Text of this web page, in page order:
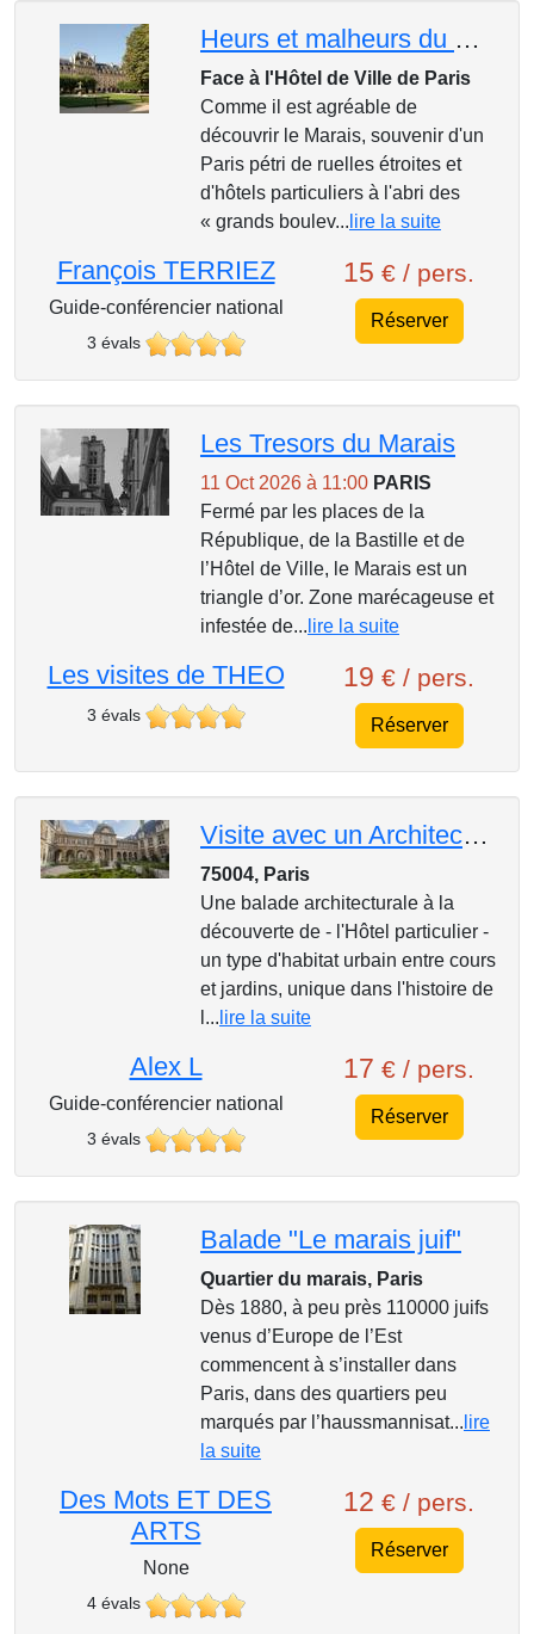
Heurs et malheurs du Marais ; des Templiers aux Musées
Face à l'Hôtel de Ville de Paris
Comme il est agréable de
découvrir le Marais, souvenir d'un
Paris pétri de ruelles étroites et
d'hôtels particuliers à l'abri des
« grands boulev... lire la suite
François TERRIEZ
Guide-conférencier national
3 évals
15 € / pers.
Réserver
Les Tresors du Marais
11 Oct 2026 à 11:00 PARIS
Fermé par les places de la
République, de la Bastille et de
l’Hôtel de Ville, le Marais est un
triangle d’or. Zone marécageuse et
infestée de... lire la suite
Les visites de THEO
3 évals
19 € / pers.
Réserver
Visite avec un Architecte, le Marais entre cours et jardins, l'Hôtel particulier à la Française
75004, Paris
Une balade architecturale à la
découverte de - l'Hôtel particulier -
un type d'habitat urbain entre cours
et jardins, unique dans l'histoire de
l... lire la suite
Alex L
Guide-conférencier national
3 évals
17 € / pers.
Réserver
Balade "Le marais juif"
Quartier du marais, Paris
Dès 1880, à peu près 110000 juifs
venus d’Europe de l’Est
commencent à s’installer dans
Paris, dans des quartiers peu
marqués par l’haussmannisat... lire
la suite
Des Mots ET DES
ARTS
None
4 évals
12 € / pers.
Réserver